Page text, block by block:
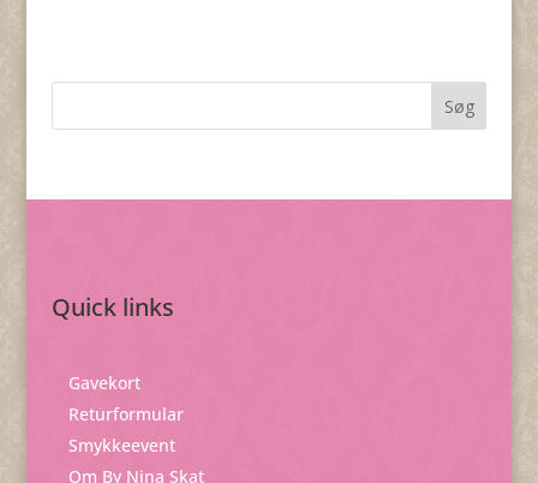
Quick links
Gavekort
Returformular
Smykkeevent
Om By Nina Skat